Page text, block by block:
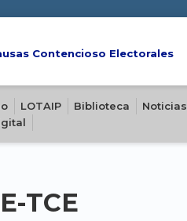
Contencioso Electorales
LOTAIP Biblioteca Noticias
TCE